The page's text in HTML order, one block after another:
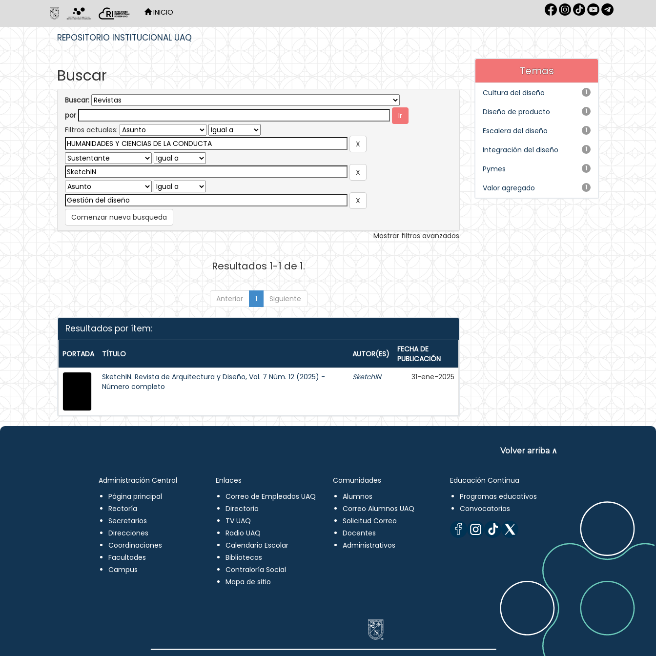
INICIO
REPOSITORIO INSTITUCIONAL UAQ
Buscar
Buscar:
por
Filtros actuales:
Comenzar nueva busqueda
Mostrar filtros avanzados
Resultados 1-1 de 1.
Anterior 1 Siguiente
Resultados por ítem:
PORTADA TÍTULO AUTOR(ES)
FECHA DE
PUBLICACIÓN
SketchIN. Revista de Arquitectura y Diseño, Vol. 7 Núm. 12 (2025) -
Número completo
SketchIN 31-ene-2025
Temas
1
Cultura del diseño
1
Diseño de producto
1
Escalera del diseño
1
Integración del diseño
1
Pymes
1
Valor agregado
Volver arriba ∧
Administración Central
Página principal
Rectoría
Secretarios
Direcciones
Coordinaciones
Facultades
Campus
Enlaces
Correo de Empleados UAQ
Directorio
TV UAQ
Radio UAQ
Calendario Escolar
Bibliotecas
Contraloría Social
Mapa de sitio
Comunidades
Alumnos
Correo Alumnos UAQ
Solicitud Correo
Docentes
Administrativos
Educación Continua
Programas educativos
Convocatorias